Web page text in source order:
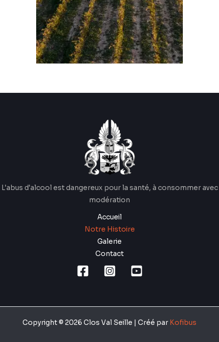
L'abus d'alcool est dangereux pour la santé, à consommer avec
modération
Accueil
Notre Histoire
Galerie
Contact
Copyright © 2026 Clos Val Seille | Créé par Kofibus